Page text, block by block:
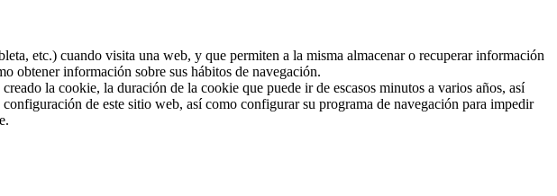
etc.) cuando visita una web, y que permiten a la misma almacenar o recuperar información
obtener información sobre sus hábitos de navegación.
la cookie, la duración de la cookie que puede ir de escasos minutos a varios años, así
de este sitio web, así como configurar su programa de navegación para impedir